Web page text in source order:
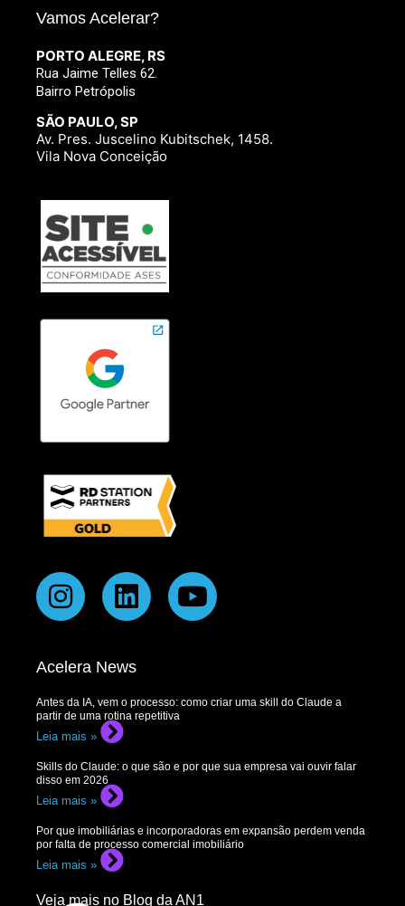
Vamos Acelerar?
PORTO ALEGRE, RS
Rua Jaime Telles 62.
Bairro Petrópolis
SÃO PAULO, SP
Av. Pres. Juscelino Kubitschek, 1458.
Vila Nova Conceição
Acelera News
Antes da IA, vem o processo: como criar uma skill do Claude a
partir de uma rotina repetitiva
Leia mais »
Skills do Claude: o que são e por que sua empresa vai ouvir falar
disso em 2026
Leia mais »
Por que imobiliárias e incorporadoras em expansão perdem venda
por falta de processo comercial imobiliário
Leia mais »
Veja mais no Blog da AN1